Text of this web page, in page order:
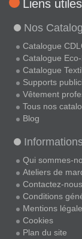
Liens utiles
Nos
Catalogue
Catalogue
Catalogue
Supports
Vêtement
Tous nos
Blog
Qui sommes-
Ateliers de
Contactez-nous
Conditions
Mentions
Cookies
Plan du site